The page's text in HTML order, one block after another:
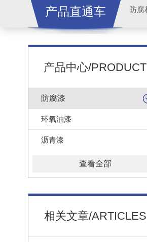
产品直通车
产品中心/PRODUCT
防腐漆
环氧油漆
沥青漆
查看全部
相关文章/ARTICLES